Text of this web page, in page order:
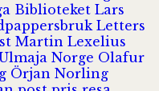
Biblioteket Lars
Letters
Martin Lexelius
Norge Olafur
Örjan Norling